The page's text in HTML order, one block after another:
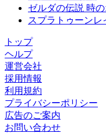
ゼルダの伝説 時
スプラトゥーンレ
トップ
ヘルプ
運営会社
採用情報
利用規約
プライバシーポリシー
広告のご案内
お問い合わせ